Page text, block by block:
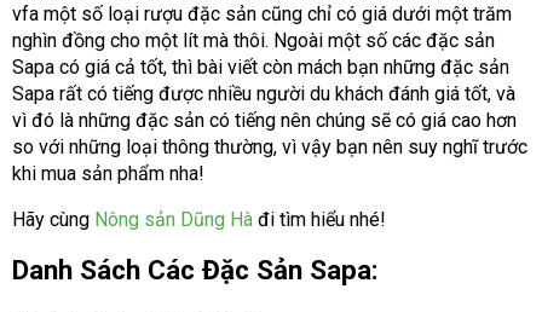
vfa một số loại rượu đặc sản cũng chỉ có giá dưới một trăm
nghìn đồng cho một lít mà thôi. Ngoài một số các đặc sản
Sapa có giá cả tốt, thì bài viết còn mách bạn những đặc sản
Sapa rất có tiếng được nhiều người du khách đánh giá tốt, và
vì đó là những đặc sản có tiếng nên chúng sẽ có giá cao hơn
so với những loại thông thường, vì vậy bạn nên suy nghĩ trước
khi mua sản phẩm nha!
Hãy cùng Nông sản Dũng Hà đi tìm hiểu nhé!
Danh Sách Các Đặc Sản Sapa: